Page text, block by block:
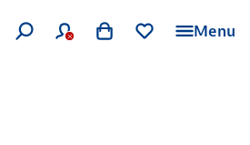
Menu